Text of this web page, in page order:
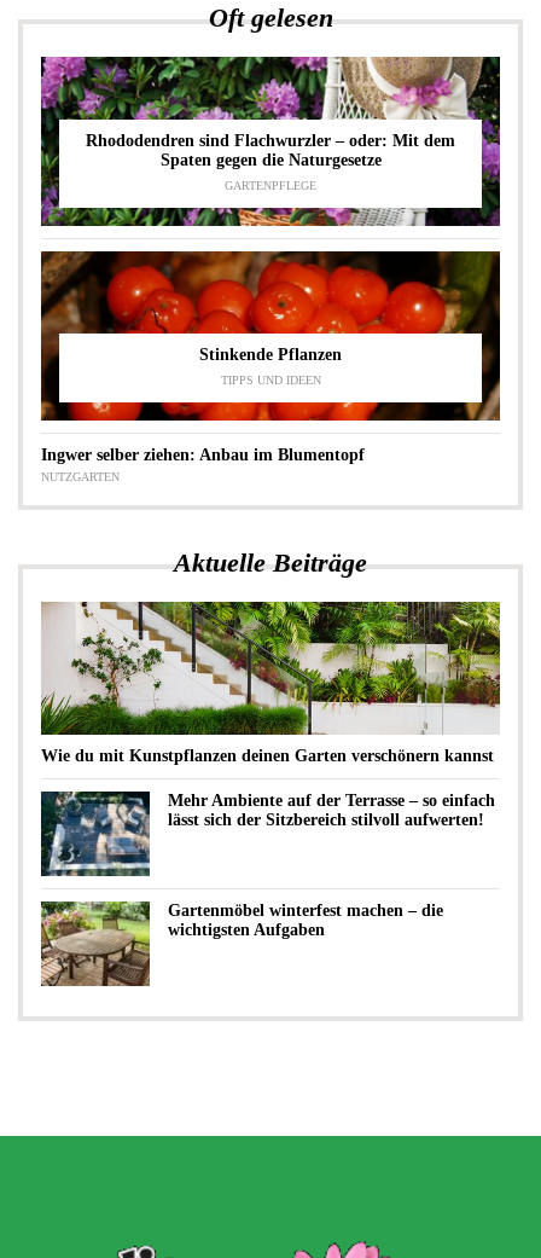
Oft gelesen
Rhododendren sind Flachwurzler – oder: Mit dem
Spaten gegen die Naturgesetze
GARTENPFLEGE
Stinkende Pflanzen
TIPPS UND IDEEN
Ingwer selber ziehen: Anbau im Blumentopf
NUTZGARTEN
Aktuelle Beiträge
Wie du mit Kunstpflanzen deinen Garten verschönern kannst
Mehr Ambiente auf der Terrasse – so einfach
lässt sich der Sitzbereich stilvoll aufwerten!
Gartenmöbel winterfest machen – die
wichtigsten Aufgaben